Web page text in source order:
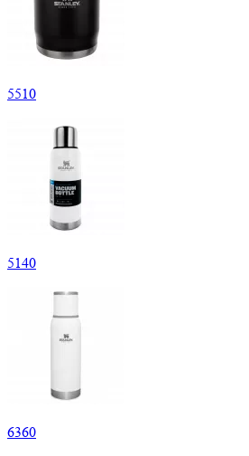
5510
5140
6360